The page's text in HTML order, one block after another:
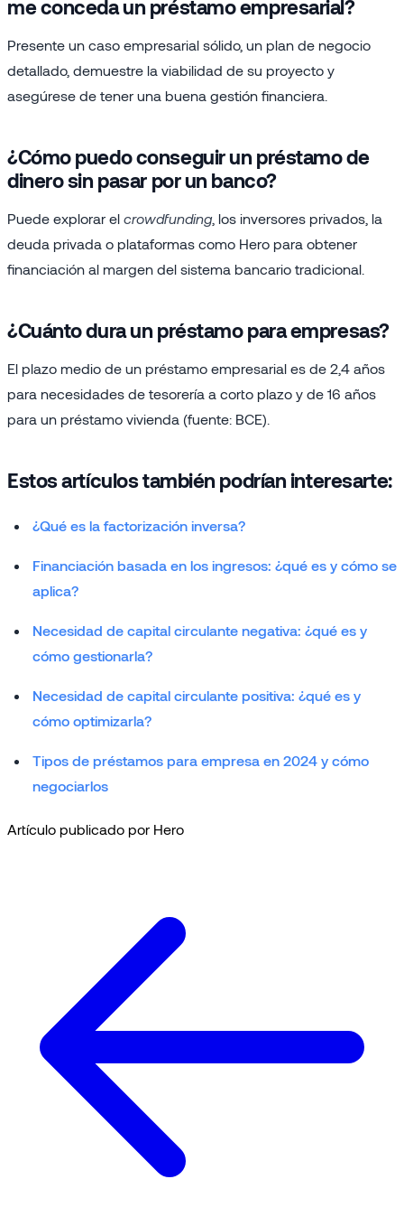
me conceda un préstamo empresarial?
Presente un caso empresarial sólido, un plan de negocio
detallado, demuestre la viabilidad de su proyecto y
asegúrese de tener una buena gestión financiera.
¿Cómo puedo conseguir un préstamo de
dinero sin pasar por un banco?
Puede explorar el crowdfunding, los inversores privados, la
deuda privada o plataformas como Hero para obtener
financiación al margen del sistema bancario tradicional.
¿Cuánto dura un préstamo para empresas?
El plazo medio de un préstamo empresarial es de 2,4 años
para necesidades de tesorería a corto plazo y de 16 años
para un préstamo vivienda (fuente: BCE).
Estos artículos también podrían interesarte:
¿Qué es la factorización inversa?
Financiación basada en los ingresos: ¿qué es y cómo se
aplica?
Necesidad de capital circulante negativa: ¿qué es y
cómo gestionarla?
Necesidad de capital circulante positiva: ¿qué es y
cómo optimizarla?
Tipos de préstamos para empresa en 2024 y cómo
negociarlos
Artículo publicado por Hero